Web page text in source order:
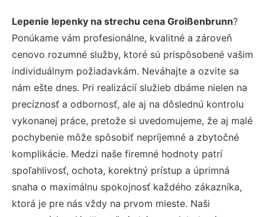
Lepenie lepenky na strechu cena Groißenbrunn?
Ponúkame vám profesionálne, kvalitné a zároveň
cenovo rozumné služby, ktoré sú prispôsobené vašim
individuálnym požiadavkám. Neváhajte a ozvite sa
nám ešte dnes. Pri realizácií služieb dbáme nielen na
precíznosť a odbornosť, ale aj na dôslednú kontrolu
vykonanej práce, pretože si uvedomujeme, že aj malé
pochybenie môže spôsobiť nepríjemné a zbytočné
komplikácie. Medzi naše firemné hodnoty patrí
spoľahlivosť, ochota, korektný prístup a úprimná
snaha o maximálnu spokojnosť každého zákazníka,
ktorá je pre nás vždy na prvom mieste. Naši